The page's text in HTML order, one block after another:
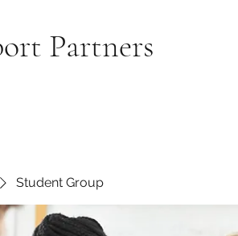
Partners
Student Group